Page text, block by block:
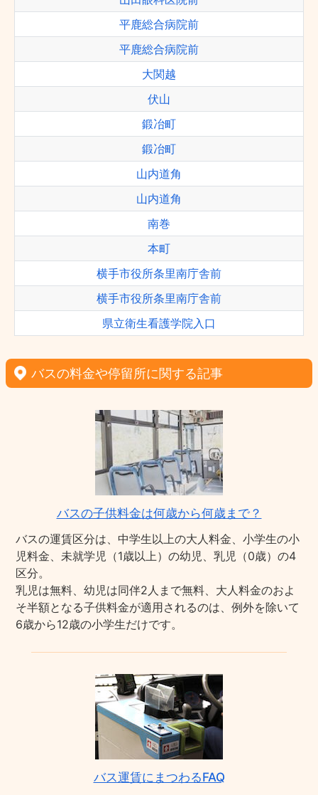
平鹿総合病院前
平鹿総合病院前
大関越
伏山
鍛冶町
鍛冶町
山内道角
山内道角
南巻
本町
横手市役所条里南庁舎前
横手市役所条里南庁舎前
県立衛生看護学院入口
バスの料金や停留所に関する記事
バスの子供料金は何歳から何歳まで？
バスの運賃区分は、中学生以上の大人料金、小学生の小
児料金、未就学児（1歳以上）の幼児、乳児（0歳）の4
区分。
乳児は無料、幼児は同伴2人まで無料、大人料金のおよ
そ半額となる子供料金が適用されるのは、例外を除いて
6歳から12歳の小学生だけです。
バス運賃にまつわるFAQ